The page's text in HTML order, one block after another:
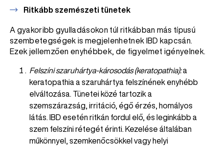
Ritkább szemészeti tünetek
A gyakoribb gyulladásokon túl ritkábban más típusú
szembetegségek is megjelenhetnek IBD kapcsán.
Ezek jellemzően enyhébbek, de figyelmet igényelnek.
Felszíni szaruhártya-károsodás (keratopathia):a
keratopathia a szaruhártya felszínének enyhébb
elváltozása. Tünetei közé tartozik a
szemszárazság, irritáció, égő érzés, homályos
látás. IBD esetén ritkán fordul elő, és leginkább a
szem felszíni rétegét érinti. Kezelése általában
műkönnyel, szemkenőcsökkel vagy helyi